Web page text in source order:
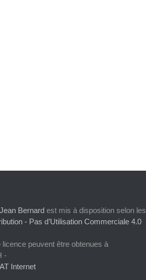
Jean Bernard est mis à disposition selon les
- Pas d’Utilisation Commerciale 4.0
peuvent être obtenues à
-